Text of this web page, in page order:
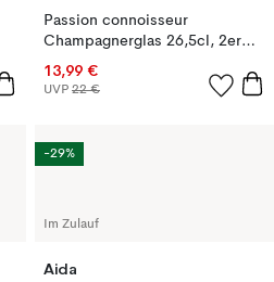
Passion connoisseur
Champagnerglas 26,5cl, 2er
Pack
13,99 €
UVP 22 €
Im Zulauf
Aida
-29%